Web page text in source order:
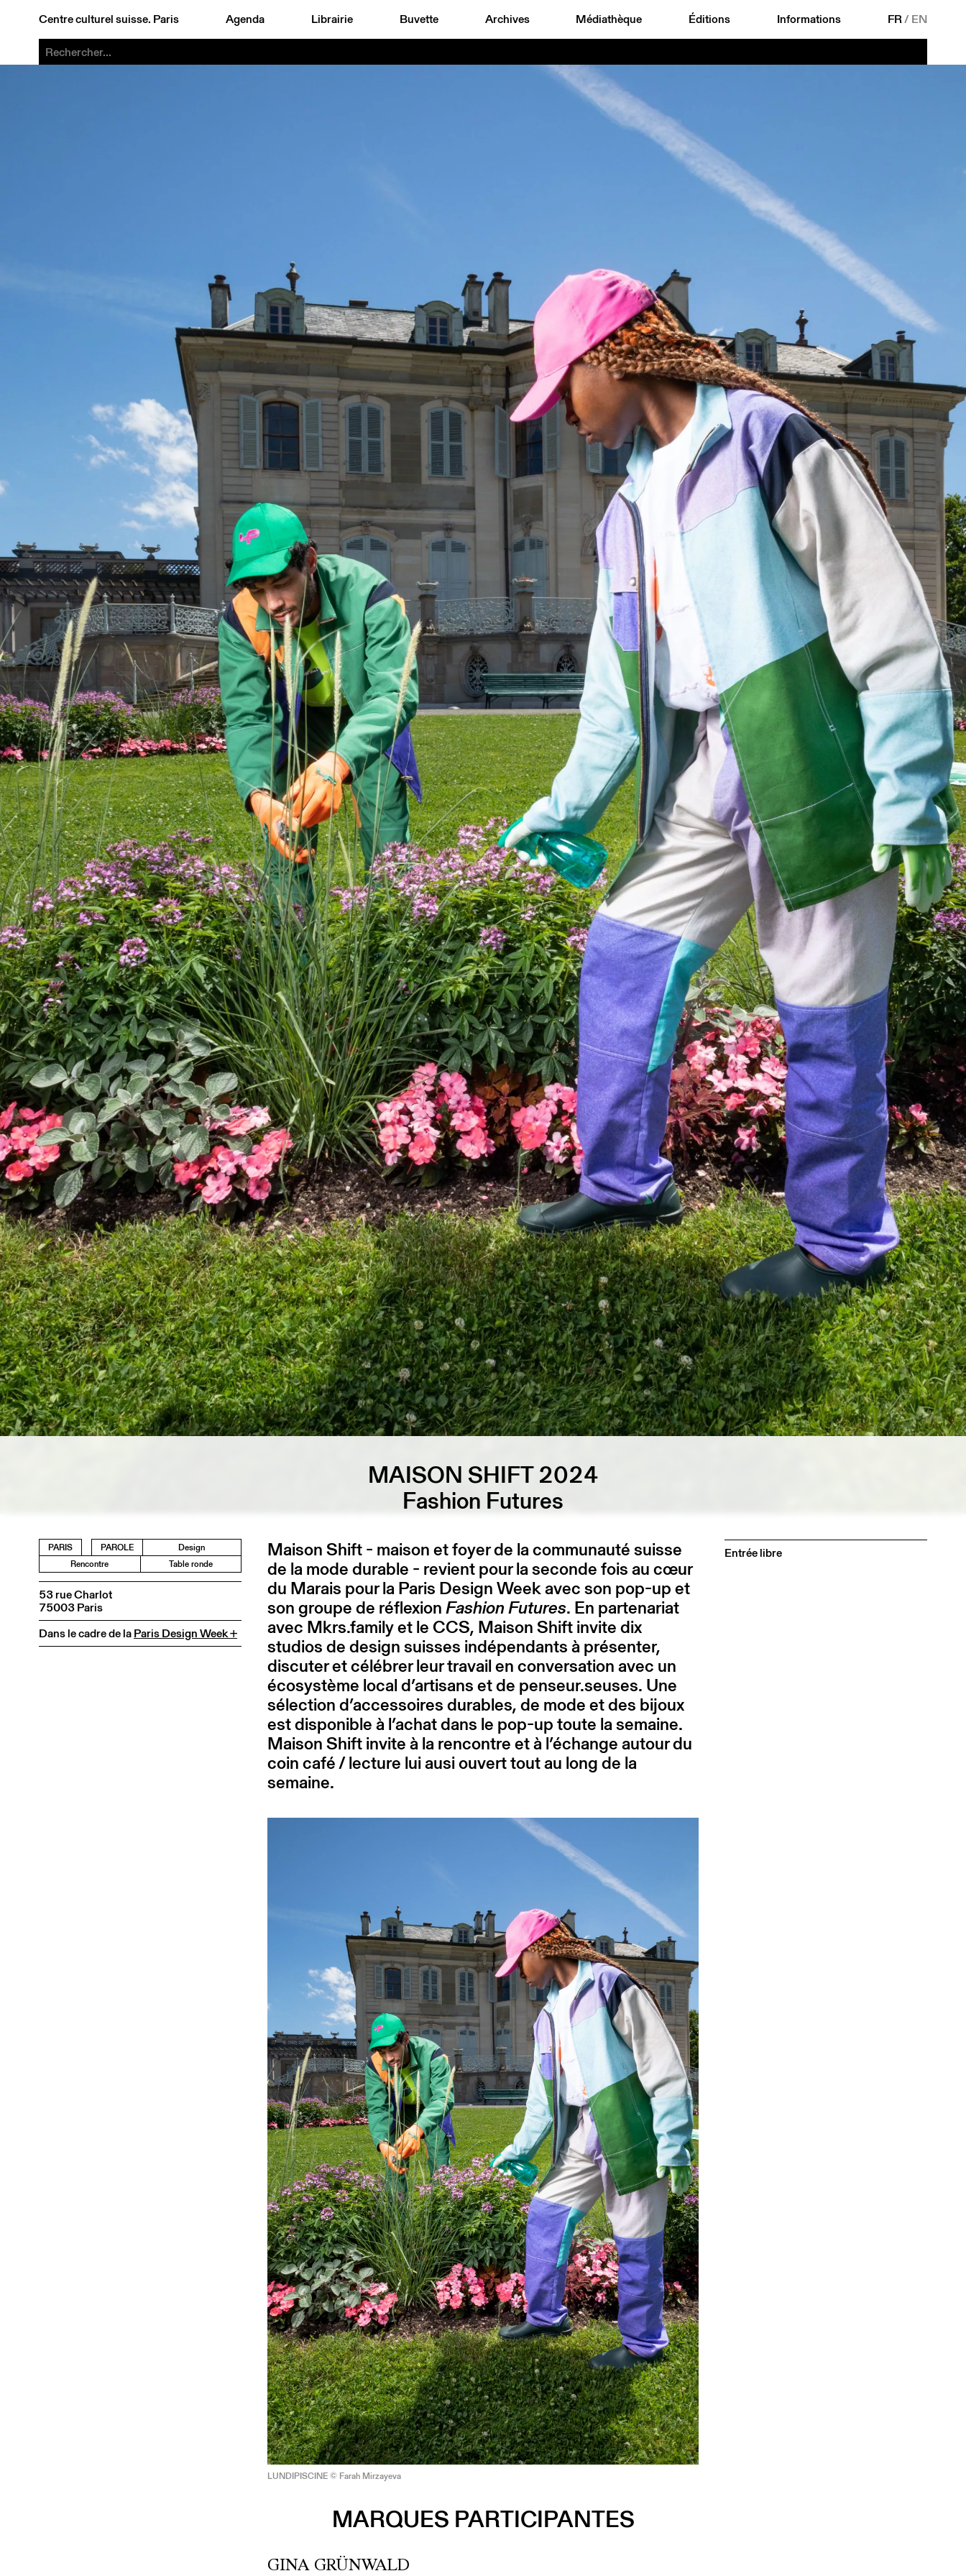
Centre culturel suisse. Paris Agenda Librairie Buvette Archives Médiathèque Éditions Informations FR/ EN
MAISON SHIFT 2024
Fashion Futures
PARIS PAROLE
Design
Rencontre
Table ronde
53 rue Charlot
75003 Paris
Dans le cadre de laParis Design Week +
Maison Shift - maison et foyer de la communauté suisse
de la mode durable - revient pour la seconde fois au cœur
du Marais pour la Paris Design Week avec son pop-up et
son groupe de réflexionFashion Futures. En partenariat
avec Mkrs.family et le CCS, Maison Shift invite dix
studios de design suisses indépendants à présenter,
discuter et célébrer leur travail en conversation avec un
écosystème local d’artisans et de penseur.seuses. Une
sélection d’accessoires durables, de mode et des bijoux
est disponible à l’achat dans le pop-up toute la semaine.
Maison Shift invite à la rencontre et à l’échange autour du
coin café / lecture lui ausi ouvert tout au long de la
semaine.
LUNDIPISCINE © Farah Mirzayeva
MARQUES PARTICIPANTES
GINA GRÜNWALD
Entrée libre